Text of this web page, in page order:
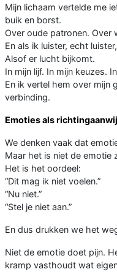
Mijn lichaam vertelde me
buik en borst.
Over oude patronen. Over
En als ik luister, echt
Alsof er lucht bijkomt.
In mijn lijf. In mijn keuzes.
En ik vertel hem over mijn
verbinding.
Emoties als
We denken vaak dat
Maar het is niet de emotie
Het is het oordeel:
“Dit mag ik niet voelen.”
“Nu niet.”
“Stel je niet aan.”
En dus drukken we het
Niet de emotie doet pijn.
kramp vasthoudt wat